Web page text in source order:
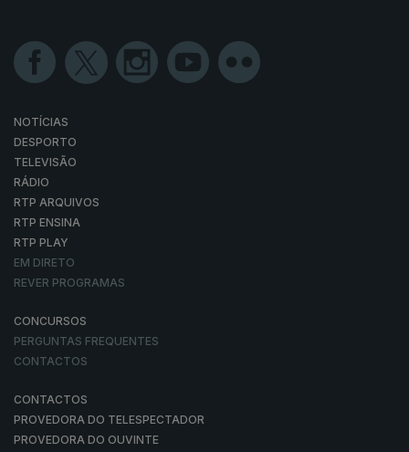
NOTÍCIAS
DESPORTO
TELEVISÃO
RÁDIO
RTP ARQUIVOS
RTP ENSINA
RTP PLAY
EM DIRETO
REVER PROGRAMAS
CONCURSOS
PERGUNTAS FREQUENTES
CONTACTOS
CONTACTOS
PROVEDORA DO TELESPECTADOR
PROVEDORA DO OUVINTE